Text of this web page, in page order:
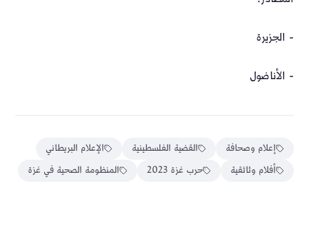
- الجزيرة
- الأناضول
إعلام وصحافة القضية الفلسطينية
الإعلام البريطاني
أفلام وثائقية
حرب غزة 2023 المنظومة الصحية في غزة